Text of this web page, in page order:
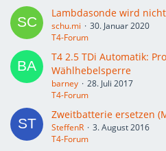
Lambdasonde wird
schu.mi
30. Januar 2020
T4-Forum
T4 2.5 TDi Automatik:
Wählhebelsperre
barney
28. Juli 2017
T4-Forum
Zweitbatterie ersetzen
SteffenR
3. August 2016
T4-Forum